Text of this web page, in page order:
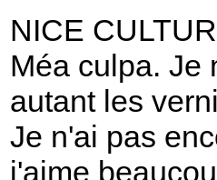
NICE
Méa culpa. Je
autant les
Je n'ai pas
j'aime